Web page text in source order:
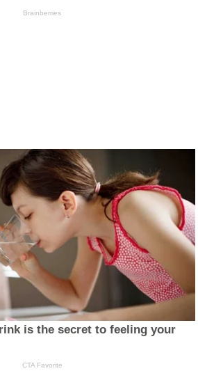
Brainberries
is the secret to feeling your
CTA Favorite